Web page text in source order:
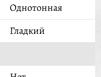
Однотонная
Гладкий